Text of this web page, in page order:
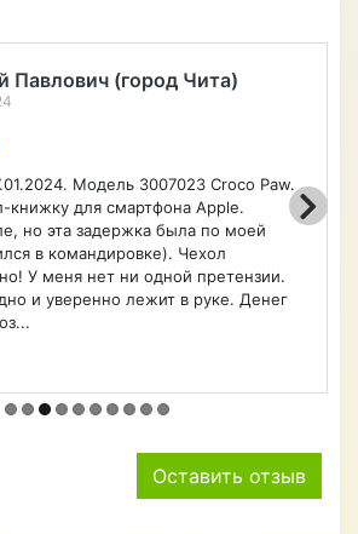
Павлович (город Чита)
Модель 3007023 Croco Paw.
книжку для смартфона Apple.
но эта задержка была по моей
в командировке). Чехол
У меня нет ни одной претензии.
и уверенно лежит в руке. Денег
Оставить отзыв